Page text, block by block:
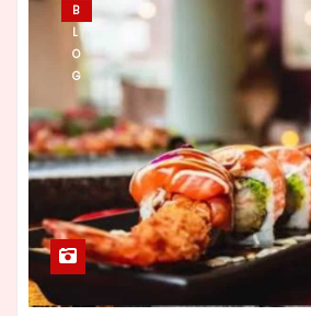
B
L
O
G